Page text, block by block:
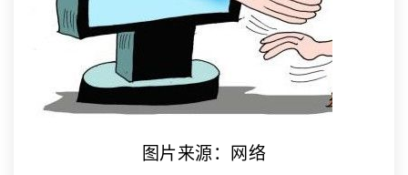
图片来源：网络